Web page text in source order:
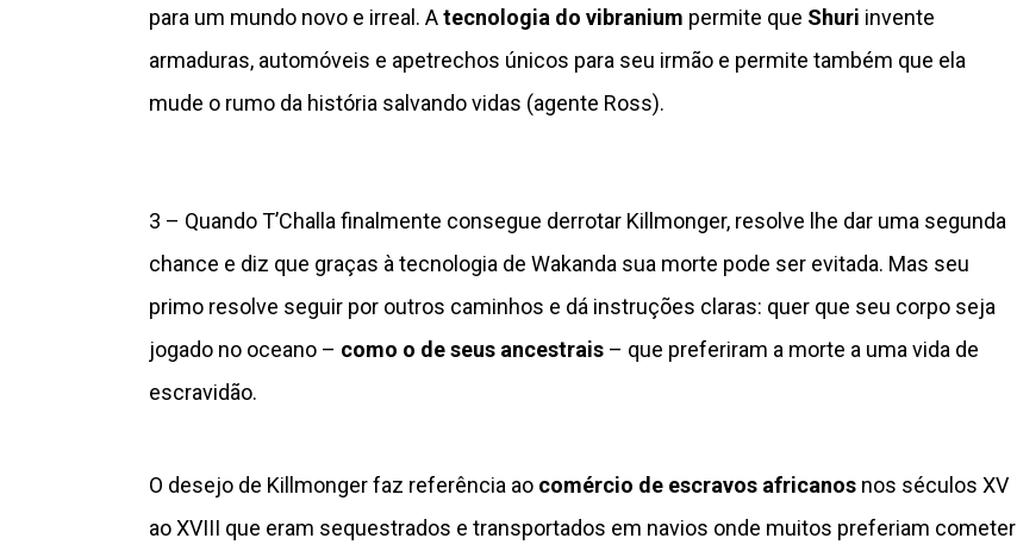
para um mundo novo e irreal. Atecnologia do vibranium permite que Shuri invente
armaduras, automóveis e apetrechos únicos para seu irmão e permite também que ela
mude o rumo da história salvando vidas (agente Ross).
3 – Quando T’Challa finalmente consegue derrotar Killmonger, resolve lhe dar uma segunda
chance e diz que graças à tecnologia de Wakanda sua morte pode ser evitada. Mas seu
primo resolve seguir por outros caminhos e dá instruções claras: quer que seu corpo seja
jogado no oceano – como o de seus ancestrais – que preferiram a morte a uma vida de
escravidão.
O desejo de Killmonger faz referência ao comércio de escravos africanos nos séculos XV
ao XVIII que eram sequestrados e transportados em navios onde muitos preferiam cometer